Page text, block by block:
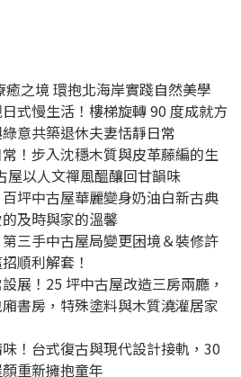
癒之境 環抱北海岸實踐自然美學
日式慢生活！樓梯旋轉 90 度成就方
意共築退休夫妻恬靜日常
！步入沈穩木質與皮革藤編的生
屋以人文禪風醞釀回甘韻味
坪中古屋華麗變身奶油白新古典
及時與家的溫馨
三手中古屋局變更困境＆裝修許
順利解套！
展！25 坪中古屋改造三房兩廳，
書房，特殊塗料與木質澆灌居家
！台式復古與現代設計接軌，30
重新擁抱童年